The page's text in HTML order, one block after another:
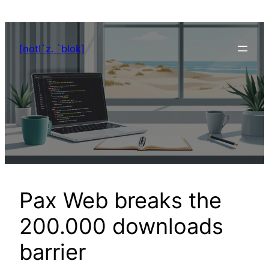
springen
[notI`z. `blok]
Pax Web breaks the
200.000 downloads
barrier